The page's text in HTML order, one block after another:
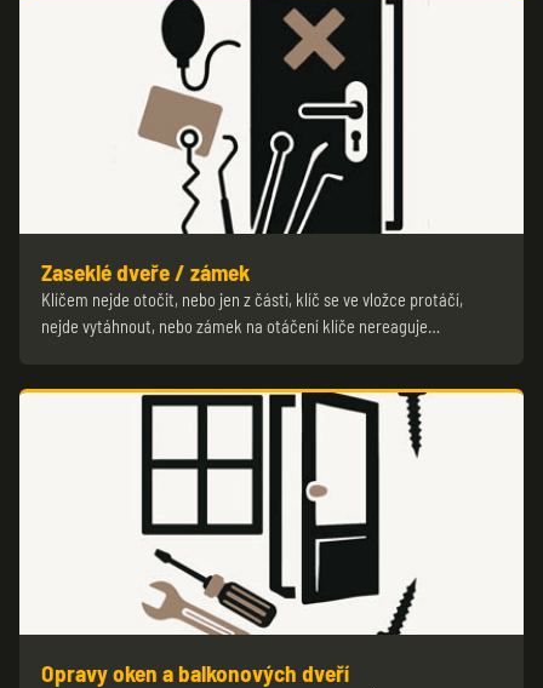
Zaseklé dveře / zámek
Klíčem nejde otočit, nebo jen z části, klíč se ve vložce protáčí,
nejde vytáhnout, nebo zámek na otáčení klíče nereaguje…
Opravy oken a balkonových dveří